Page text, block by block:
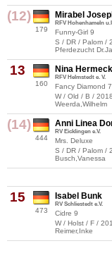
(12)
179
Mirabel
RFV Hohenhameln
Funny-Girl 9
S / DR / Palom /
Pferdezucht
13
160
Nina
RFV Helmstedt e. V.
Fancy Diamond 7
W / Old / B /
Weerda,Wilhelm
(14)
444
Anni Linea
RV Eicklingen e.V.
Mrs. Deluxe
S / DR / Palom /
Busch,Vanessa
15
473
Isabel Bunk
RV Schliestedt e.V.
Cidre 9
W / Holst / F /
Reimer,Inke